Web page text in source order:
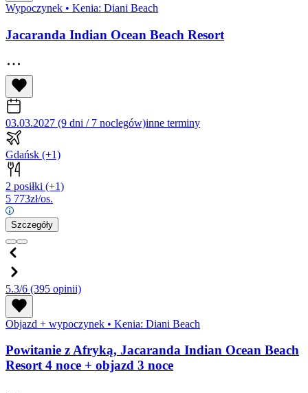
Wypoczynek • Kenia: Diani Beach
Jacaranda Indian Ocean Beach Resort
03.03.2027 (9 dni / 7 noclegów)inne terminy
Gdańsk (+1)
2 posiłki (+1)
5 773zł/os.
Szczegóły
5.3/6 (395 opinii)
Objazd + wypoczynek • Kenia: Diani Beach
Powitanie z Afryką, Jacaranda Indian Ocean Beach
Resort 4 noce + objazd 3 noce